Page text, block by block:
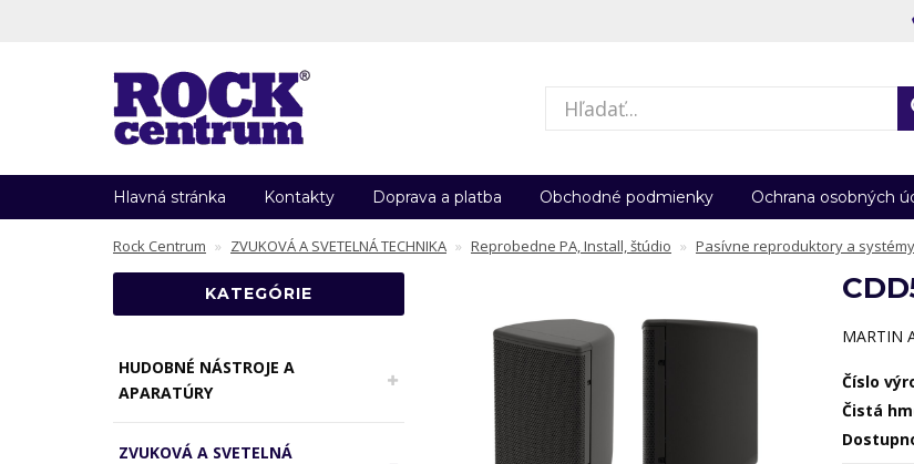
Hlavná stránka Kontakty Doprava a platba Obchodné podmienky Ochrana osobných
Rock Centrum ZVUKOVÁ A SVETELNÁ TECHNIKA Reprobedne PA, Install, štúdio Pasívne reproduktory a systémy
KATEGÓRIE
HUDOBNÉ NÁSTROJE A
APARATÚRY
ZVUKOVÁ A SVETELNÁ
MARTIN
Číslo
Čistá